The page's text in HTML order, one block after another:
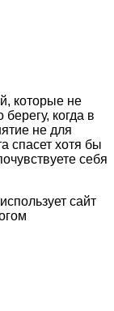
которые не
когда в
не для
спасет хотя бы
себя
сайт